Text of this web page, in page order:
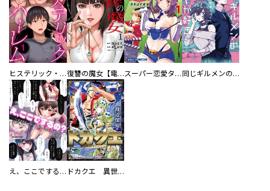
ヒステリック・ハーレム～搾られる男と堕ちる女～【電子単行本版】 復讐の魔女【電子単行本版】 スーパー恋愛タイム！～現場でドＳな彼女は自宅でデレる～ 同じギルメンの声が好き
え、ここでするの？ アイドルのファンが知らない日常 ドカクエ 異世界ドカコッククエスト